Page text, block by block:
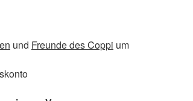
und Freunde des Coppi um